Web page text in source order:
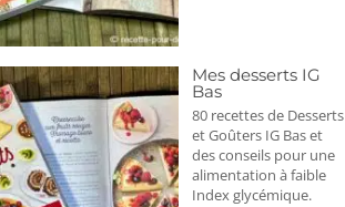
Mes desserts IG
Bas
80 recettes de Desserts
et Goûters IG Bas et
des conseils pour une
alimentation à faible
Index glycémique.